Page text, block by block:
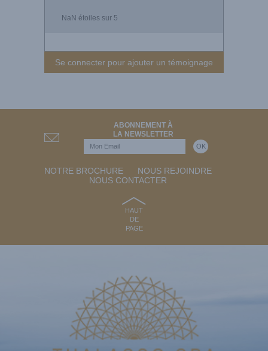
NaN étoiles sur 5
Se connecter pour ajouter un témoignage
ABONNEMENT À
LA NEWSLETTER
NOTRE BROCHURE
NOUS REJOINDRE
NOUS CONTACTER
HAUT
DE
PAGE